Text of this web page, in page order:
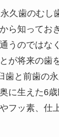
久歯のむし
ら知ってお
うのではな
が将来の歯
歯と前歯の
に生えた6
フッ素、仕